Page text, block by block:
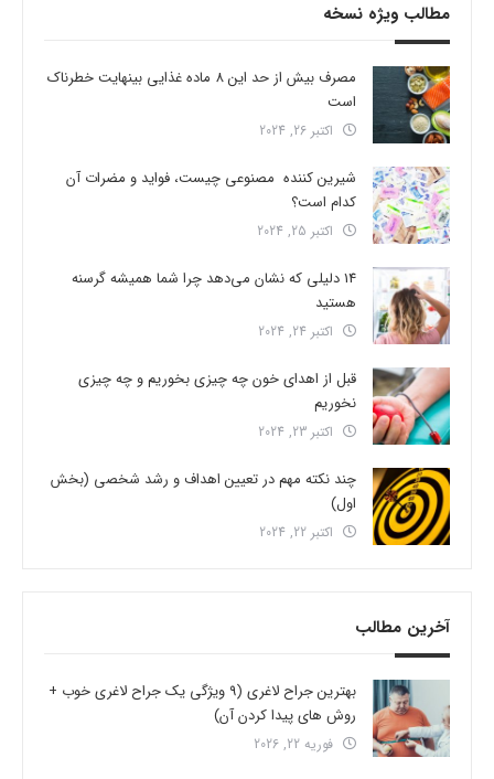
مطالب ویژه نسخه
مصرف بیش از حد این 8 ماده غذایی بینهایت خطرناک
است
اکتبر 26, 2024
شیرین کننده مصنوعی چیست، فواید و مضرات آن
کدام است؟
اکتبر 25, 2024
14 دلیلی که نشان می‌دهد چرا شما همیشه گرسنه
هستید
اکتبر 24, 2024
قبل از اهدای خون چه چیزی بخوریم و چه چیزی
نخوریم
اکتبر 23, 2024
چند نکته مهم در تعیین اهداف و رشد شخصی (بخش
اول)
اکتبر 22, 2024
آخرین مطالب
بهترین جراح لاغری (9 ویژگی یک جراح لاغری خوب +
روش های پیدا کردن آن)
فوریه 22, 2026